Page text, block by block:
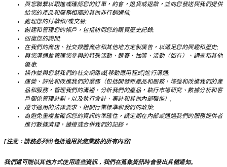
與您聯繫以跟進或確認您的訂單，約會，退貨或退款，並向您發送與我們提供
給您的產品和服務相關的其他非行銷通信;
處理您的付款和/或交易;
創建和管理您的帳戶，包括訪問您的購買歷史記錄;
回復您的詢問;
在我們的商店、社交媒體商店和其他地方定製廣告，以滿足您的興趣和歷史;
與您溝通並管理您參與的特殊活動、競賽、抽獎、活動（如有）、調查和其他
優惠;
操作並與您就我們的社交網路或[移動應用程式]進行溝通;
運營、評估和改進我們的業務（包括開發新產品和服務，增強和改進我們的產
品和服務，管理我們的溝通，分析我們的產品，執行市場研究、數據分析和客
戶關係管理計劃，以及執行會計、審計和其他內部職能）;
遵守適用的法律要求、相關行業標準和我們的政策;
為避免重複並確保您的資訊的準確性，請定期在內部或通過我們的服務提供者
進行數據清理，鏈接或合併我們的記錄。
[注意：請務必列出包括適用於您業務的所有內容]
我們還可能以其他方式使用這些資訊，我們在蒐集資訊時會發出具體通知。